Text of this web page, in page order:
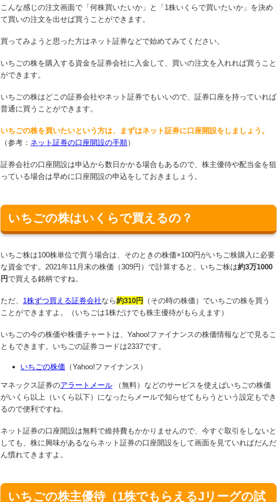
こんな感じの注文画面で「何株買いたいか」と「1株いくらで買いたいか」を決め
て買いの注文を出せば買うことができます。
買ってみようと思った方はネット証券などで始めてみてください。
いちごの株を購入する資金を証券会社に入金して、買いの注文を入れれば買うこと
ができます。
いちごの株はどこの証券会社やネット証券でもいいので、証券口座を持っていれば
普通に買うことができます。
いちごの株を買いたいという方は、まずはネット証券に口座開設をしましょう。
（参考： ネット証券の口座開設の手順）
証券会社の口座開設は申込から数日かかる場合もあるので、株主優待や配当金を狙
っている場合は早めに口座開設の申込をしておきましょう。
いちごの株はいくらで買えるの？
いちご株は100株単位で買う場合は、そのときの株価×100円がいちご株購入に必要
な資金です。2021年11月末の株価（309円）で計算すると、いちご株は約3万1000
円で買える銘柄ですね。
ただ、 1株ずつ買える証券会社なら約310円
（その時の株価）でいちごの株を買う
ことができますよ。（いちごは1株だけでも株主優待がもらえます）
いちごの今の株価や株価チャートは、Yahoo!ファイナンスの株価情報などで見るこ
ともできます。いちごの証券コードは2337です。
いちごの株価 （Yahoo!ファイナンス）
マネックス証券のアラートメール （無料）などのサービスを使えばいちごの株価
がいくら以上（いくら以下）になったらメールで知らせてもらうという設定もでき
るので便利ですね。
ネット証券の口座開設は無料で維持費もかかりませんので、今すぐ取引をしないと
しても、株に興味があるならネット証券の口座開設をして画面を見ていればだんだ
ん慣れてきますよ。
いちごの株主優待（1株でもらえるJリーグの試